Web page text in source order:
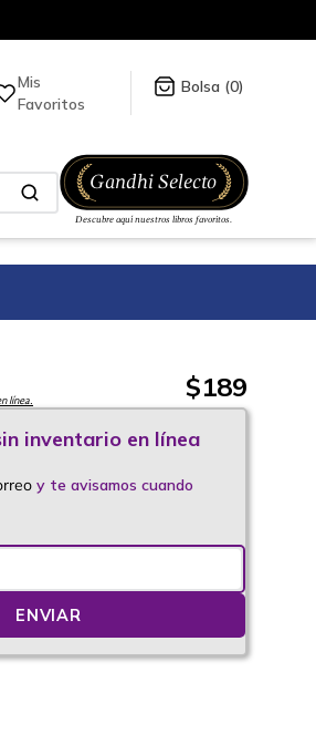
Mis
Favoritos
0
línea. $189
y te avisamos cuando
ENVIAR